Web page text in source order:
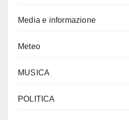
Media e informazione
Meteo
MUSICA
POLITICA